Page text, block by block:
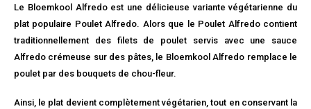
Le Bloemkool Alfredo est une délicieuse variante végétarienne du
plat populaire Poulet Alfredo. Alors que le Poulet Alfredo contient
traditionnellement des filets de poulet servis avec une sauce
Alfredo crémeuse sur des pâtes, le Bloemkool Alfredo remplace le
poulet par des bouquets de chou-fleur.
Ainsi, le plat devient complètement végétarien, tout en conservant la